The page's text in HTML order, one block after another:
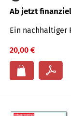
Ab jetzt
Ein nachhaltiger
20,00 €